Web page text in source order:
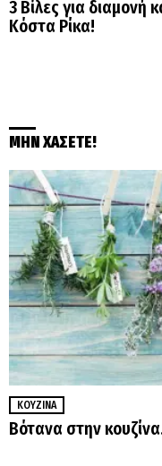
3 Βίλες για διαμονή
Κόστα Ρίκα!
ΜΗΝ ΧΑΣΕΤΕ!
ΚΟΥΖΊΝΑ
Βότανα στην